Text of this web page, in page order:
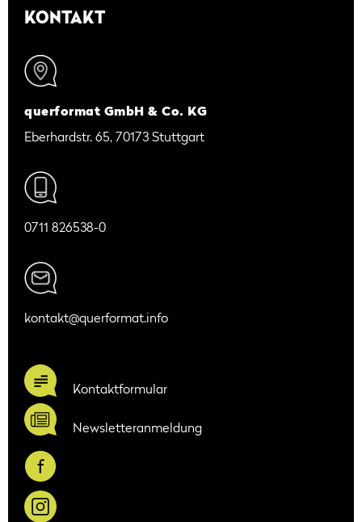
KONTAKT
querformat GmbH & Co. KG
Eberhardstr. 65, 70173 Stuttgart
0711 826538-0
kontakt@querformat.info
Kontaktformular
Newsletteranmeldung